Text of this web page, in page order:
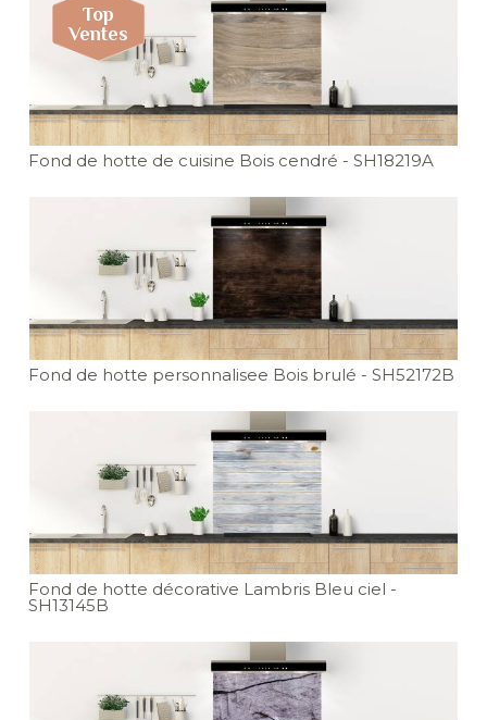
Fond de hotte de cuisine Bois cendré - SH18219A
Fond de hotte personnalisee Bois brulé - SH52172B
Fond de hotte décorative Lambris Bleu ciel -
SH13145B